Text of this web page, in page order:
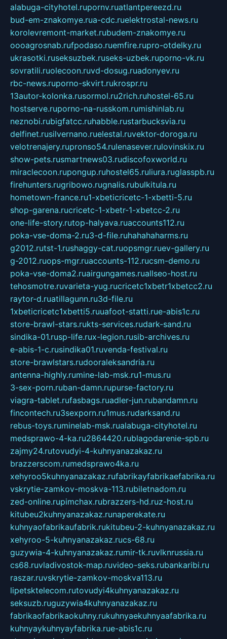
alabuga-cityhotel.rupornv.ruatlantpereezd.ru
bud-em-znakomye.rua-cdc.ruelektrostal-news.ru
korolevremont-market.rubudem-znakomye.ru
oooagrosnab.rufpodaso.ruemfire.rupro-otdelky.ru
ukrasotki.ruseksuzbek.ruseks-uzbek.ruporno-vk.ru
sovratili.ruolecoon.ruvd-dosug.ruadonyev.ru
rbc-news.ruporno-skvirt.rukrospr.ru
13autor-kolonka.rusormol.ru2rich.ruhostel-65.ru
hostserve.ruporno-na-russkom.rumishinlab.ru
neznobi.rubigfatcc.ruhabble.rustarbucksvia.ru
delfinet.rusilvernano.ruelestal.ruvektor-doroga.ru
velotrenajery.rupronso54.rulenasever.rulovinskix.ru
show-pets.rusmartnews03.rudiscofoxworld.ru
miraclecoon.rupongup.ruhostel65.ruliura.ruglasspb.ru
firehunters.rugribowo.rugnalis.rubulkitula.ru
hometown-france.ru1-xbeticricetc-1-xbetti-5.ru
shop-garena.rucricetc-1-xbetr-1-xbetcc-2.ru
one-life-story.rutop-halyava.ruaccounts112.ru
poka-vse-doma-2.ru3-d-file.ruhahahaharms.ru
g2012.rutst-1.rushaggy-cat.ruopsmgr.ruev-gallery.ru
g-2012.ruops-mgr.ruaccounts-112.rucsm-demo.ru
poka-vse-doma2.ruairgungames.ruallseo-host.ru
tehosmotre.ruvarieta-yug.rucricetc1xbetr1xbetcc2.ru
raytor-d.ruatillagunn.ru3d-file.ru
1xbeticricetc1xbetti5.ruuafoot-statti.rue-abis1c.ru
store-brawl-stars.rukts-services.rudark-sand.ru
sindika-01.rusp-life.rux-legion.rusib-archives.ru
e-abis-1-c.rusindika01.ruvenda-festival.ru
store-brawlstars.rudooraleksandria.ru
antenna-highly.rumine-lab-msk.ru1-mus.ru
3-sex-porn.ruban-damn.rupurse-factory.ru
viagra-tablet.rufasbags.ruadler-jun.rubandamn.ru
fincontech.ru3sexporn.ru1mus.rudarksand.ru
rebus-toys.ruminelab-msk.rualabuga-cityhotel.ru
medsprawo-4-ka.ru2864420.rublagodarenie-spb.ru
zajmy24.rutovudyi-4-kuhnyanazakaz.ru
brazzerscom.rumedsprawo4ka.ru
xehyroo5kuhnyanazakaz.rufabrikayfabrikaefabrika.ru
vskrytie-zamkov-moskva-113.rubiletnadom.ru
zed-online.rupimchax.rubrazzers-hd.ruz-host.ru
kitubeu2kuhnyanazakaz.runaperekate.ru
kuhnyaofabrikaufabrik.rukitubeu-2-kuhnyanazakaz.ru
xehyroo-5-kuhnyanazakaz.rucs-68.ru
guzywia-4-kuhnyanazakaz.rumir-tk.ruvlknrussia.ru
cs68.ruvladivostok-map.ruvideo-seks.rubankaribi.ru
raszar.ruvskrytie-zamkov-moskva113.ru
lipetsktelecom.rutovudyi4kuhnyanazakaz.ru
seksuzb.ruguzywia4kuhnyanazakaz.ru
fabrikaofabrikaokuhny.rukuhnyaekuhnyaafabrika.ru
kuhnyaykuhnyayfabrika.rue-abis1c.ru